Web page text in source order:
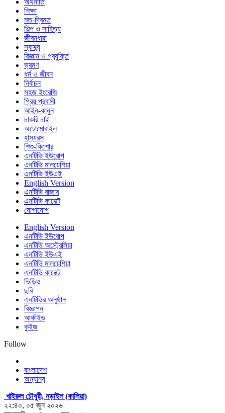
শিক্ষা
মত-দ্বিমত
শিল্প ও সাহিত্য
জীবনধারা
স্বাস্থ্য
বিজ্ঞান ও প্রযুক্তি
ভ্রমণ
ধর্ম ও জীবন
নির্বাচন
সহজ ইংরেজি
প্রিয় প্রবাসী
আইন-কানুন
চাকরি চাই
অটোমোবাইল
হাস্যরস
শিশু-কিশোর
এনটিভি ইউরোপ
এনটিভি মালয়েশিয়া
এনটিভি ইউএই
English Version
এনটিভি বাজার
এনটিভি কানেক্ট
যোগাযোগ
English Version
এনটিভি ইউরোপ
এনটিভি অস্ট্রেলিয়া
এনটিভি ইউএই
এনটিভি মালয়েশিয়া
এনটিভি কানেক্ট
ভিডিও
ছবি
এনটিভির অনুষ্ঠান
বিজ্ঞাপন
আর্কাইভ
কুইজ
Follow
বাংলাদেশ
অন্যান্য
খাইরুল চৌধুরী, নড়াইল (কালিয়া)
২২:৪০, ০৫ জুন ২০২৬